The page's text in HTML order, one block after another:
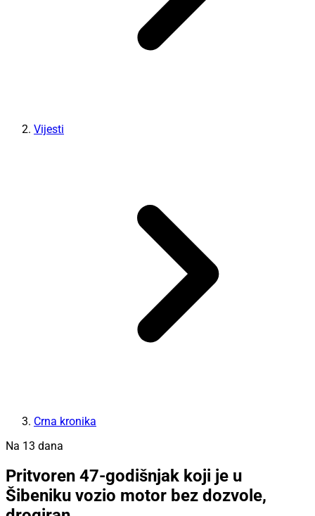
Vijesti
Crna kronika
Na 13 dana
Pritvoren 47-godišnjak koji je u
Šibeniku vozio motor bez dozvole,